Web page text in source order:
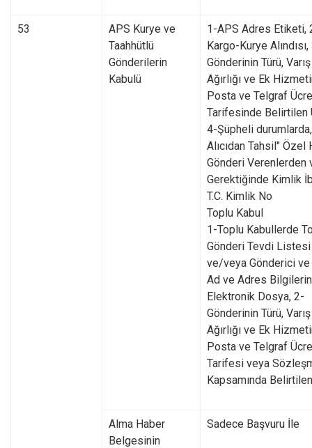
53
APS Kurye ve
Taahhütlü
Gönderilerin
Kabulü
1-APS Adres Etiketi,
Kargo-Kurye
Gönderinin Türü,
Ağırlığı ve Ek
Posta ve Telgraf
Tarifesinde Belirtilen
4-Şüpheli
Alıcıdan Tahsil"
Gönderi Verenlerden
Gerektiğinde Kimlik
T.C. Kimlik No
Toplu Kabul
1-Toplu Kabullerde
Gönderi Tevdi Listesi
ve/veya Gönderici ve
Ad ve Adres
Elektronik Dosya, 2-
Gönderinin Türü,
Ağırlığı ve Ek
Posta ve Telgraf
Tarifesi veya
Kapsamında
Alma Haber
Belgesinin
Sadece Başvuru İle